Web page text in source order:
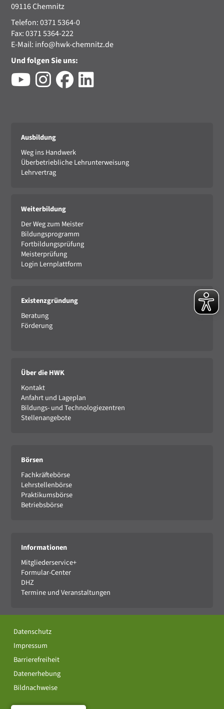
09116 Chemnitz
Telefon: 0371 5364-0
Fax: 0371 5364-222
E-Mail: info@hwk-chemnitz.de
Und folgen Sie uns:
Ausbildung
Weg ins Handwerk
Überbetriebliche Lehrunterweisung
Lehrvertrag
Weiterbildung
Der Weg zum Meister
Bildungsprogramm
Fortbildungsprüfung
Meisterprüfung
Login Lernplattform
Existenzgründung
Beratung
Förderung
Über die HWK
Kontakt
Anfahrt und Lageplan
Bildungs- und Technologiezentren
Stellenangebote
Börsen
Fachkräftebörse
Lehrstellenbörse
Praktikumsbörse
Betriebsbörse
Informationen
Mitgliederservice+
Formular-Center
DHZ
Termine und Veranstaltungen
Datenschutz
Impressum
Barrierefreiheit
Datenerhebung
Bildnachweise